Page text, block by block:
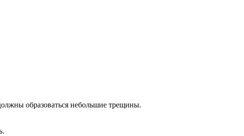
образоваться небольшие трещины.